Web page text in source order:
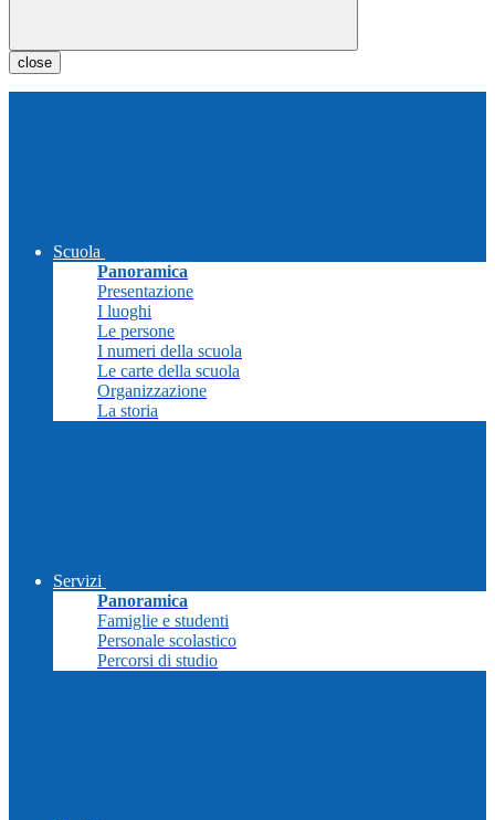
close
Scuola
Panoramica
Presentazione
I luoghi
Le persone
I numeri della scuola
Le carte della scuola
Organizzazione
La storia
Servizi
Panoramica
Famiglie e studenti
Personale scolastico
Percorsi di studio